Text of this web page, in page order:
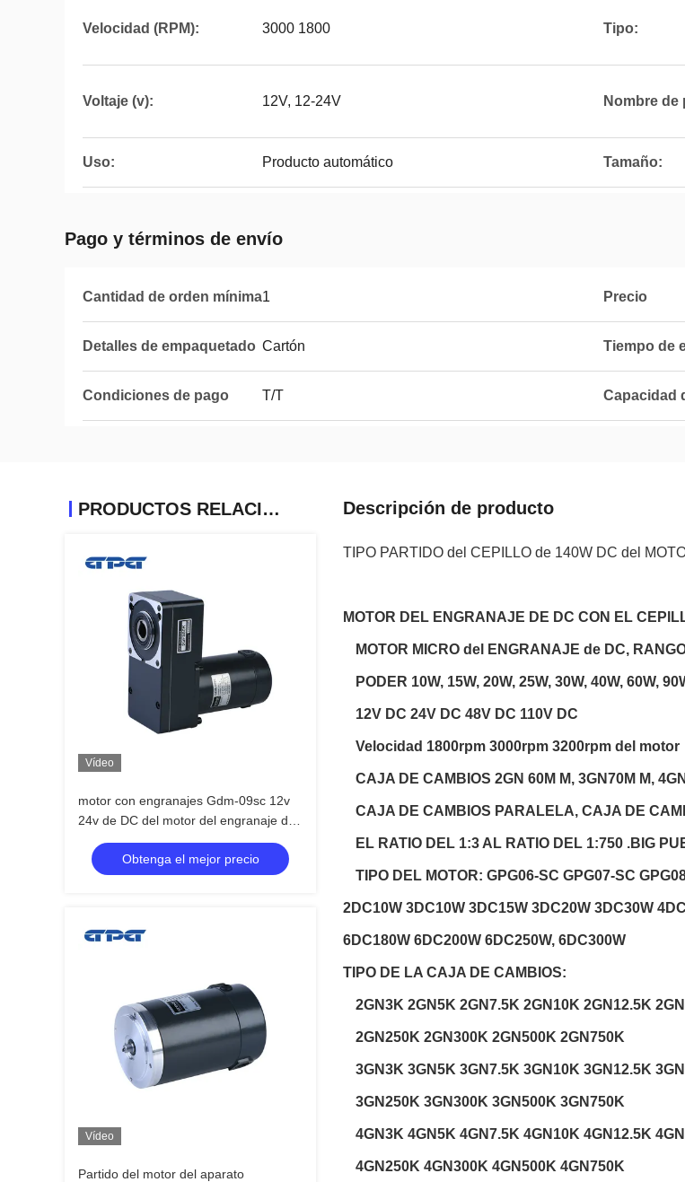
Velocidad (RPM): 3000 1800 Tipo:
Voltaje (v): 12V, 12-24V Nombre
Uso: Producto automático Tamaño:
Pago y términos de envío
Cantidad de orden mínima1 Precio
Detalles de empaquetado Cartón Tiempo de
Condiciones de pago T/T Capacidad
PRODUCTOS RELACIONADOS
Vídeo
motor con engranajes Gdm-09sc 12v
24v de DC del motor del engranaje de
120w DC pequeño con la caja de
cambios 5gn3-300k
Obtenga el mejor precio
Vídeo
Partido del motor del aparato
Descripción de producto
TIPO PARTIDO del CEPILLO de 140W DC del
MOTOR DEL ENGRANAJE DE DC CON EL
MOTOR MICRO del ENGRANAJE de DC,
PODER 10W, 15W, 20W, 25W, 30W, 40W, 60W,
12V DC 24V DC 48V DC 110V DC
Velocidad 1800rpm 3000rpm 3200rpm del motor
CAJA DE CAMBIOS 2GN 60M M, 3GN70M M,
CAJA DE CAMBIOS PARALELA, CAJA DE
EL RATIO DEL 1:3 AL RATIO DEL 1:750 .BIG
TIPO DEL MOTOR: GPG06-SC GPG07-SC
2DC10W 3DC10W 3DC15W 3DC20W 3DC30W
6DC180W 6DC200W 6DC250W, 6DC300W
TIPO DE LA CAJA DE CAMBIOS:
2GN3K 2GN5K 2GN7.5K 2GN10K 2GN12.5K
2GN250K 2GN300K 2GN500K 2GN750K
3GN3K 3GN5K 3GN7.5K 3GN10K 3GN12.5K
3GN250K 3GN300K 3GN500K 3GN750K
4GN3K 4GN5K 4GN7.5K 4GN10K 4GN12.5K
4GN250K 4GN300K 4GN500K 4GN750K